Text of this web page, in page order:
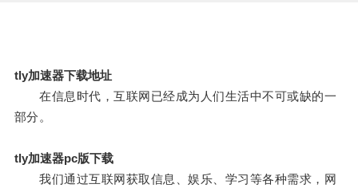
tly加速器下载地址
在信息时代，互联网已经成为人们生活中不可或缺的一
部分。
tly加速器pc版下载
我们通过互联网获取信息、娱乐、学习等各种需求，网